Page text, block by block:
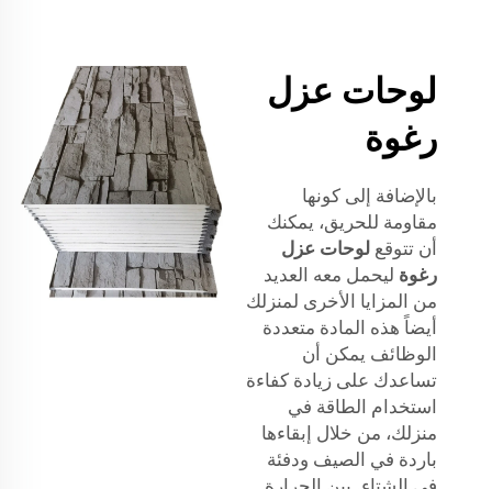
لوحات عزل
رغوة
بالإضافة إلى كونها
مقاومة للحريق، يمكنك
أن تتوقع لوحات عزل
رغوة ليحمل معه العديد
من المزايا الأخرى لمنزلك
أيضاً هذه المادة متعددة
الوظائف يمكن أن
تساعدك على زيادة كفاءة
استخدام الطاقة في
منزلك، من خلال إبقاءها
باردة في الصيف ودفئة